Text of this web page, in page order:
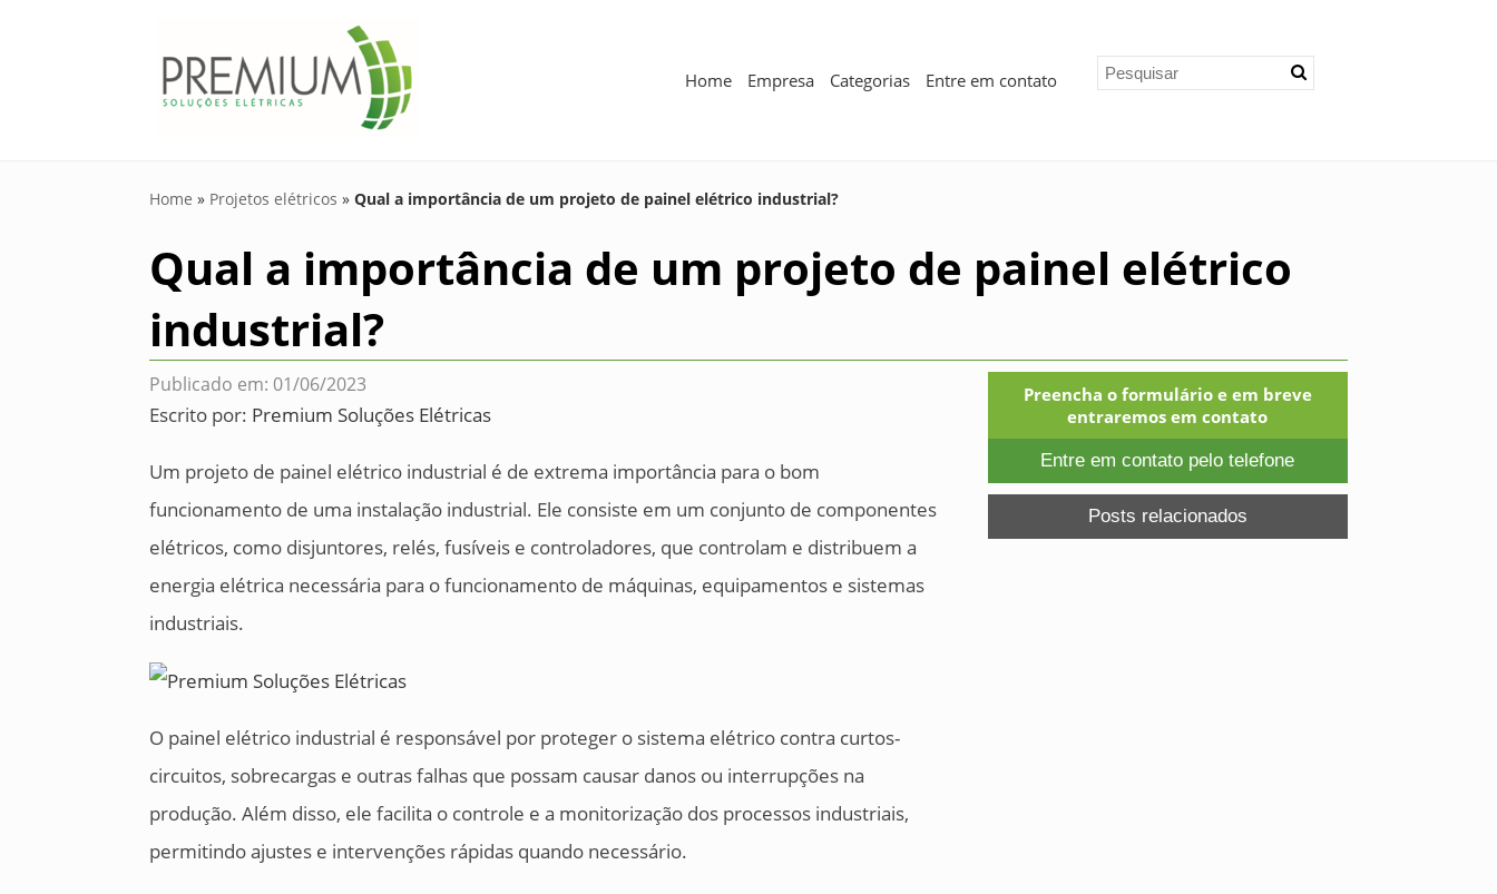
Home Empresa Categorias Entre em contato
Home » Projetos elétricos »Qual a importância de um projeto de painel elétrico industrial?
Qual a importância de um projeto de painel elétrico
industrial?
Publicado em: 01/06/2023
Escrito por: Premium Soluções Elétricas
Um projeto de painel elétrico industrial é de extrema importância para o bom
funcionamento de uma instalação industrial. Ele consiste em um conjunto de componentes
elétricos, como disjuntores, relés, fusíveis e controladores, que controlam e distribuem a
energia elétrica necessária para o funcionamento de máquinas, equipamentos e sistemas
industriais.
O painel elétrico industrial é responsável por proteger o sistema elétrico contra curtos-
circuitos, sobrecargas e outras falhas que possam causar danos ou interrupções na
produção. Além disso, ele facilita o controle e a monitorização dos processos industriais,
permitindo ajustes e intervenções rápidas quando necessário.
Preencha o formulário e em breve
entraremos em contato
Entre em contato pelo telefone
Posts relacionados